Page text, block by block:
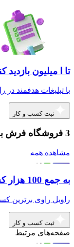
تا ا میلیون
با تبلیغات هدفمند در
ثبت کسب و کار
3 فروشگاه فرش برتر فردیس کرج
مشاهده همه
به جمع 100 هزار کسب‌وکار کرجی در راویل بپیوندید
راویل راوی برترین
ثبت کسب و کار
صفحه‌های مرتبط